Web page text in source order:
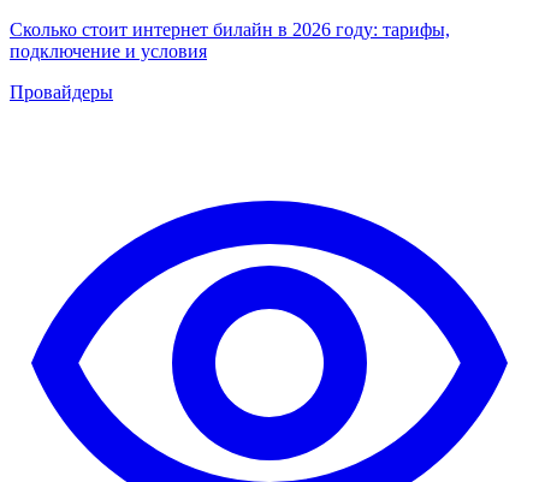
Сколько стоит интернет билайн в 2026 году: тарифы,
подключение и условия
Провайдеры